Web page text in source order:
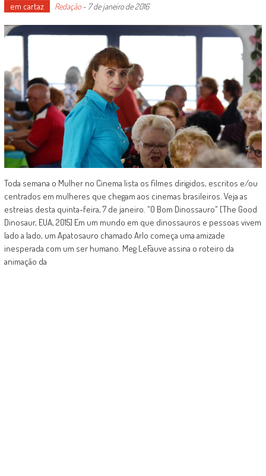
em cartaz Redação- 7 de janeiro de 2016
Toda semana o Mulher no Cinema lista os filmes dirigidos, escritos e/ou
centrados em mulheres que chegam aos cinemas brasileiros. Veja as
estreias desta quinta-feira, 7 de janeiro. "O Bom Dinossauro" [The Good
Dinosaur, EUA, 2015] Em um mundo em que dinossauros e pessoas vivem
lado a lado, um Apatosauro chamado Arlo começa uma amizade
inesperada com um ser humano. Meg LeFauve assina o roteiro da
animação da